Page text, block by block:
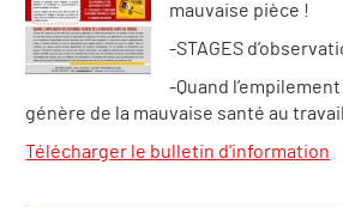
mauvaise pièce !
-STAGES
-Quand
génère de la mauvaise santé au travail
Télécharger le bulletin d'information